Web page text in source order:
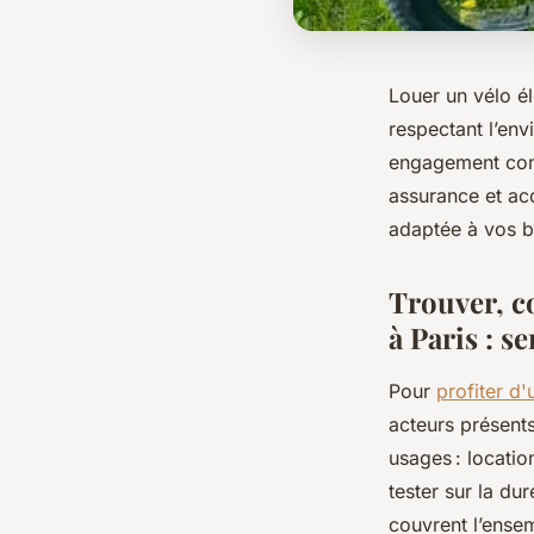
Louer un vélo
respectant
engagement
assurance et
adaptée à vos
Trouver,
à Paris :
Pour profiter
acteurs
usages :
tester sur la
couvrent